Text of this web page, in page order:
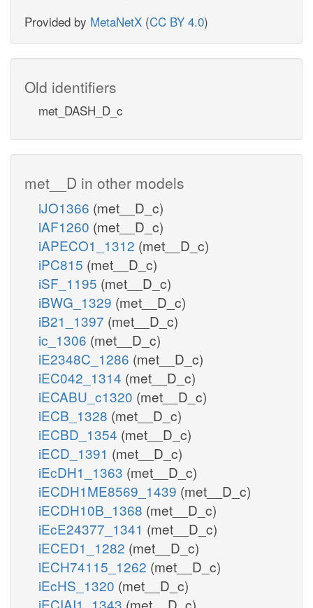
Provided by MetaNetX (CC BY 4.0)
Old identifiers
met_DASH_D_c
met__D in other models
iJO1366 (met__D_c)
iAF1260 (met__D_c)
iAPECO1_1312 (met__D_c)
iPC815 (met__D_c)
iSF_1195 (met__D_c)
iBWG_1329 (met__D_c)
iB21_1397 (met__D_c)
ic_1306 (met__D_c)
iE2348C_1286 (met__D_c)
iEC042_1314 (met__D_c)
iECABU_c1320 (met__D_c)
iECB_1328 (met__D_c)
iECBD_1354 (met__D_c)
iECD_1391 (met__D_c)
iEcDH1_1363 (met__D_c)
iECDH1ME8569_1439 (met__D_c)
iECDH10B_1368 (met__D_c)
iEcE24377_1341 (met__D_c)
iECED1_1282 (met__D_c)
iECH74115_1262 (met__D_c)
iEcHS_1320 (met__D_c)
iECIAI1_1343 (met__D_c)